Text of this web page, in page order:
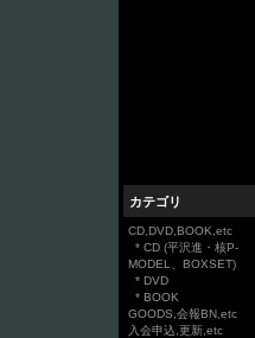
カテゴリ
CD,DVD,BOOK,etc
* CD (平沢進・核P-
MODEL、BOXSET)
* DVD
* BOOK
GOODS,会報BN,etc
入会申込,更新,etc